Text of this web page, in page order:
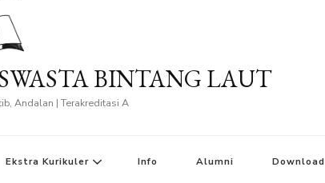
BINTANG LAUT
Andalan | Terakreditasi A
Ekstra Kurikuler Info Alumni Download